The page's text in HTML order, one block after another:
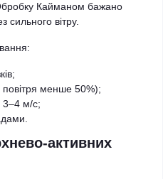
Кайманом бажано
сильного вітру.
повітря менше 50%);
3–4 м/с;
активних